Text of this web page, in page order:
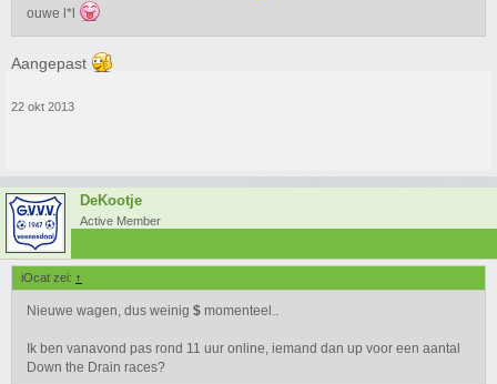
ouwe l*l
Aangepast
22 okt 2013
DeKootje
Active Member
iOcat zei: ↑
Nieuwe wagen, dus weinig $ momenteel..
Ik ben vanavond pas rond 11 uur online, iemand dan up voor een aantal
Down the Drain races?